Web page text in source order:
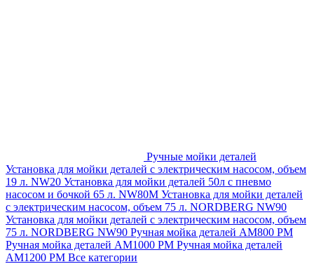
Ручные мойки деталей
Установка для мойки деталей с электрическим насосом, объем
19 л. NW20 Установка для мойки деталей 50л с пневмо
насосом и бочкой 65 л. NW80M Установка для мойки деталей
с электрическим насосом, объем 75 л. NORDBERG NW90
Установка для мойки деталей с электрическим насосом, объем
75 л. NORDBERG NW90 Ручная мойка деталей АМ800 РМ
Ручная мойка деталей АМ1000 РМ Ручная мойка деталей
АМ1200 РМ Все категории